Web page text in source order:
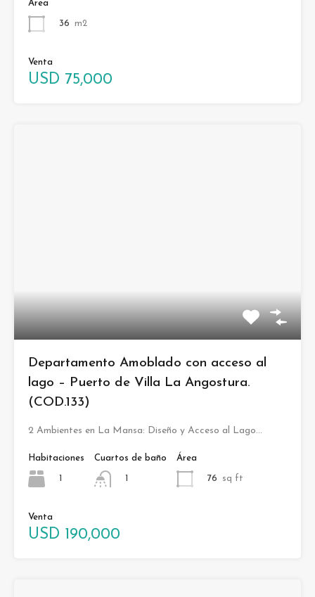
Área
36 m2
Venta
USD 75,000
Departamento Amoblado con acceso al
lago – Puerto de Villa La Angostura.
(COD.133)
2 Ambientes en La Mansa: Diseño y Acceso al Lago…
Habitaciones
1
Cuartos de baño
1
Área
76 sq ft
Venta
USD 190,000